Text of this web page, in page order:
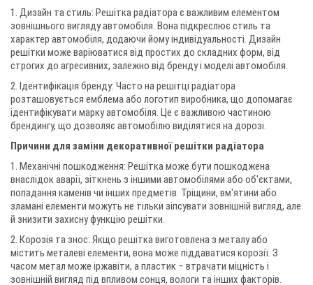
1. Дизайн та стиль: Решітка радіатора є важливим елементом
зовнішнього вигляду автомобіля. Вона підкреслює стиль та
характер автомобіля, додаючи йому індивідуальності. Дизайн
решітки може варіюватися від простих до складних форм, від
строгих до агресивних, залежно від бренду і моделі автомобіля.
2. Ідентифікація бренду: Часто на решітці радіатора
розташовується емблема або логотип виробника, що допомагає
ідентифікувати марку автомобіля. Це є важливою частиною
брендингу, що дозволяє автомобілю виділятися на дорозі.
Причини для заміни декоративної решітки радіатора
1. Механічні пошкодження: Решітка може бути пошкоджена
внаслідок аварії, зіткнень з іншими автомобілями або об'єктами,
попадання каменів чи інших предметів. Тріщини, вм'ятини або
зламані елементи можуть не тільки зіпсувати зовнішній вигляд, але
й знизити захисну функцію решітки.
2. Корозія та знос: Якщо решітка виготовлена з металу або
містить металеві елементи, вона може піддаватися корозії. З
часом метал може іржавіти, а пластик – втрачати міцність і
зовнішній вигляд під впливом сонця, вологи та інших факторів.